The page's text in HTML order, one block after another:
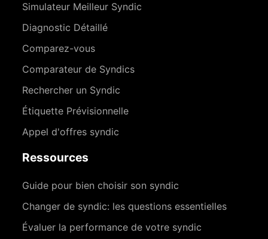
Simulateur Meilleur Syndic
Diagnostic Détaillé
Comparez-vous
Comparateur de Syndics
Rechercher un Syndic
Étiquette Prévisionnelle
Appel d'offres syndic
Ressources
Guide pour bien choisir son syndic
Changer de syndic: les questions essentielles
Évaluer la performance de votre syndic